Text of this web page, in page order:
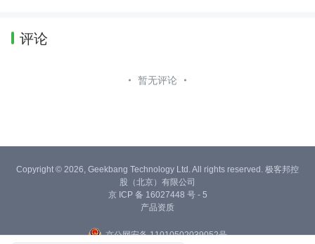
评论
暂无评论
Copyright © 2026, Geekbang Technology Ltd. All rights reserved. 极客邦控
股（北京）有限公司
京 ICP 备 16027448 号 - 5
产品资质
京公网安备 11010502039052号